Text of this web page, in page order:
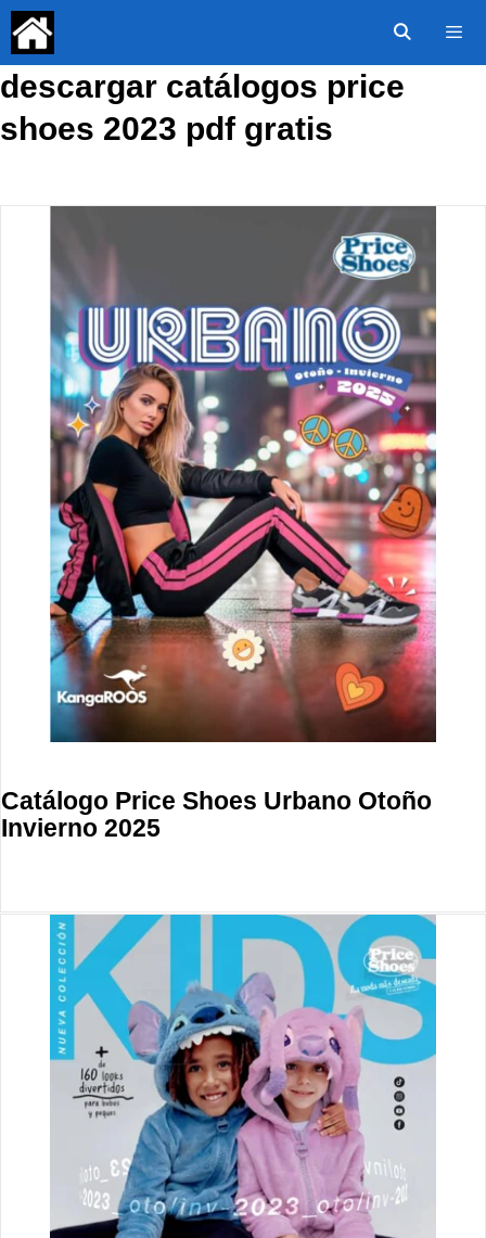
Saltar
contenido
descargar catálogos price
shoes 2023 pdf gratis
Catálogo Price Shoes Urbano Otoño
Invierno 2025